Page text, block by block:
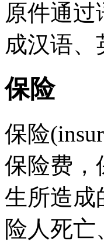
原件通
成汉语、
保险
保险
保险费，
生所造成
险人死